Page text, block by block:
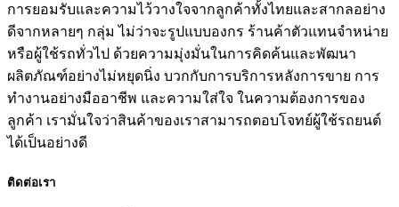
การยอมรับและความไว้วางใจจากลูกค้าทั้งไทยและสากลอย่าง
ดีจากหลายๆ กลุ่ม ไม่ว่าจะรูปแบบองกร ร้านค้าตัวแทนจำหน่าย
หรือผู้ใช้รถทั่วไป ด้วยความมุ่งมั่นในการคิดค้นและพัฒนา
ผลิตภัณฑ์อย่างไม่หยุดนิ่ง บวกกับการบริการหลังการขาย การ
ทำงานอย่างมืออาชีพ และความใส่ใจ ในความต้องการของ
ลูกค้า เรามั่นใจว่าสินค้าของเราสามารถตอบโจทย์ผู้ใช้รถยนต์
ได้เป็นอย่างดี
ติดต่อเรา